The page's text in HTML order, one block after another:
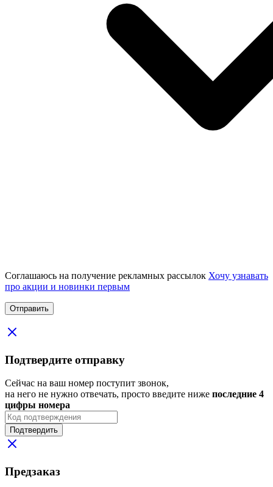
Соглашаюсь на получение рекламных рассылок Хочу узнавать
про акции и новинки первым
Подтвердите отправку
Сейчас на ваш номер поступит звонок,
на него не нужно отвечать, просто введите ниже последние 4
цифры номера
Подтвердить
Предзаказ